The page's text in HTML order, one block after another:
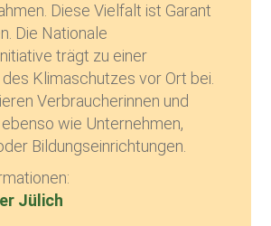
Diese Vielfalt ist Garant
Die Nationale
trägt zu einer
Klimaschutzes vor Ort bei.
Verbraucherinnen und
wie Unternehmen,
Bildungseinrichtungen.
Jülich